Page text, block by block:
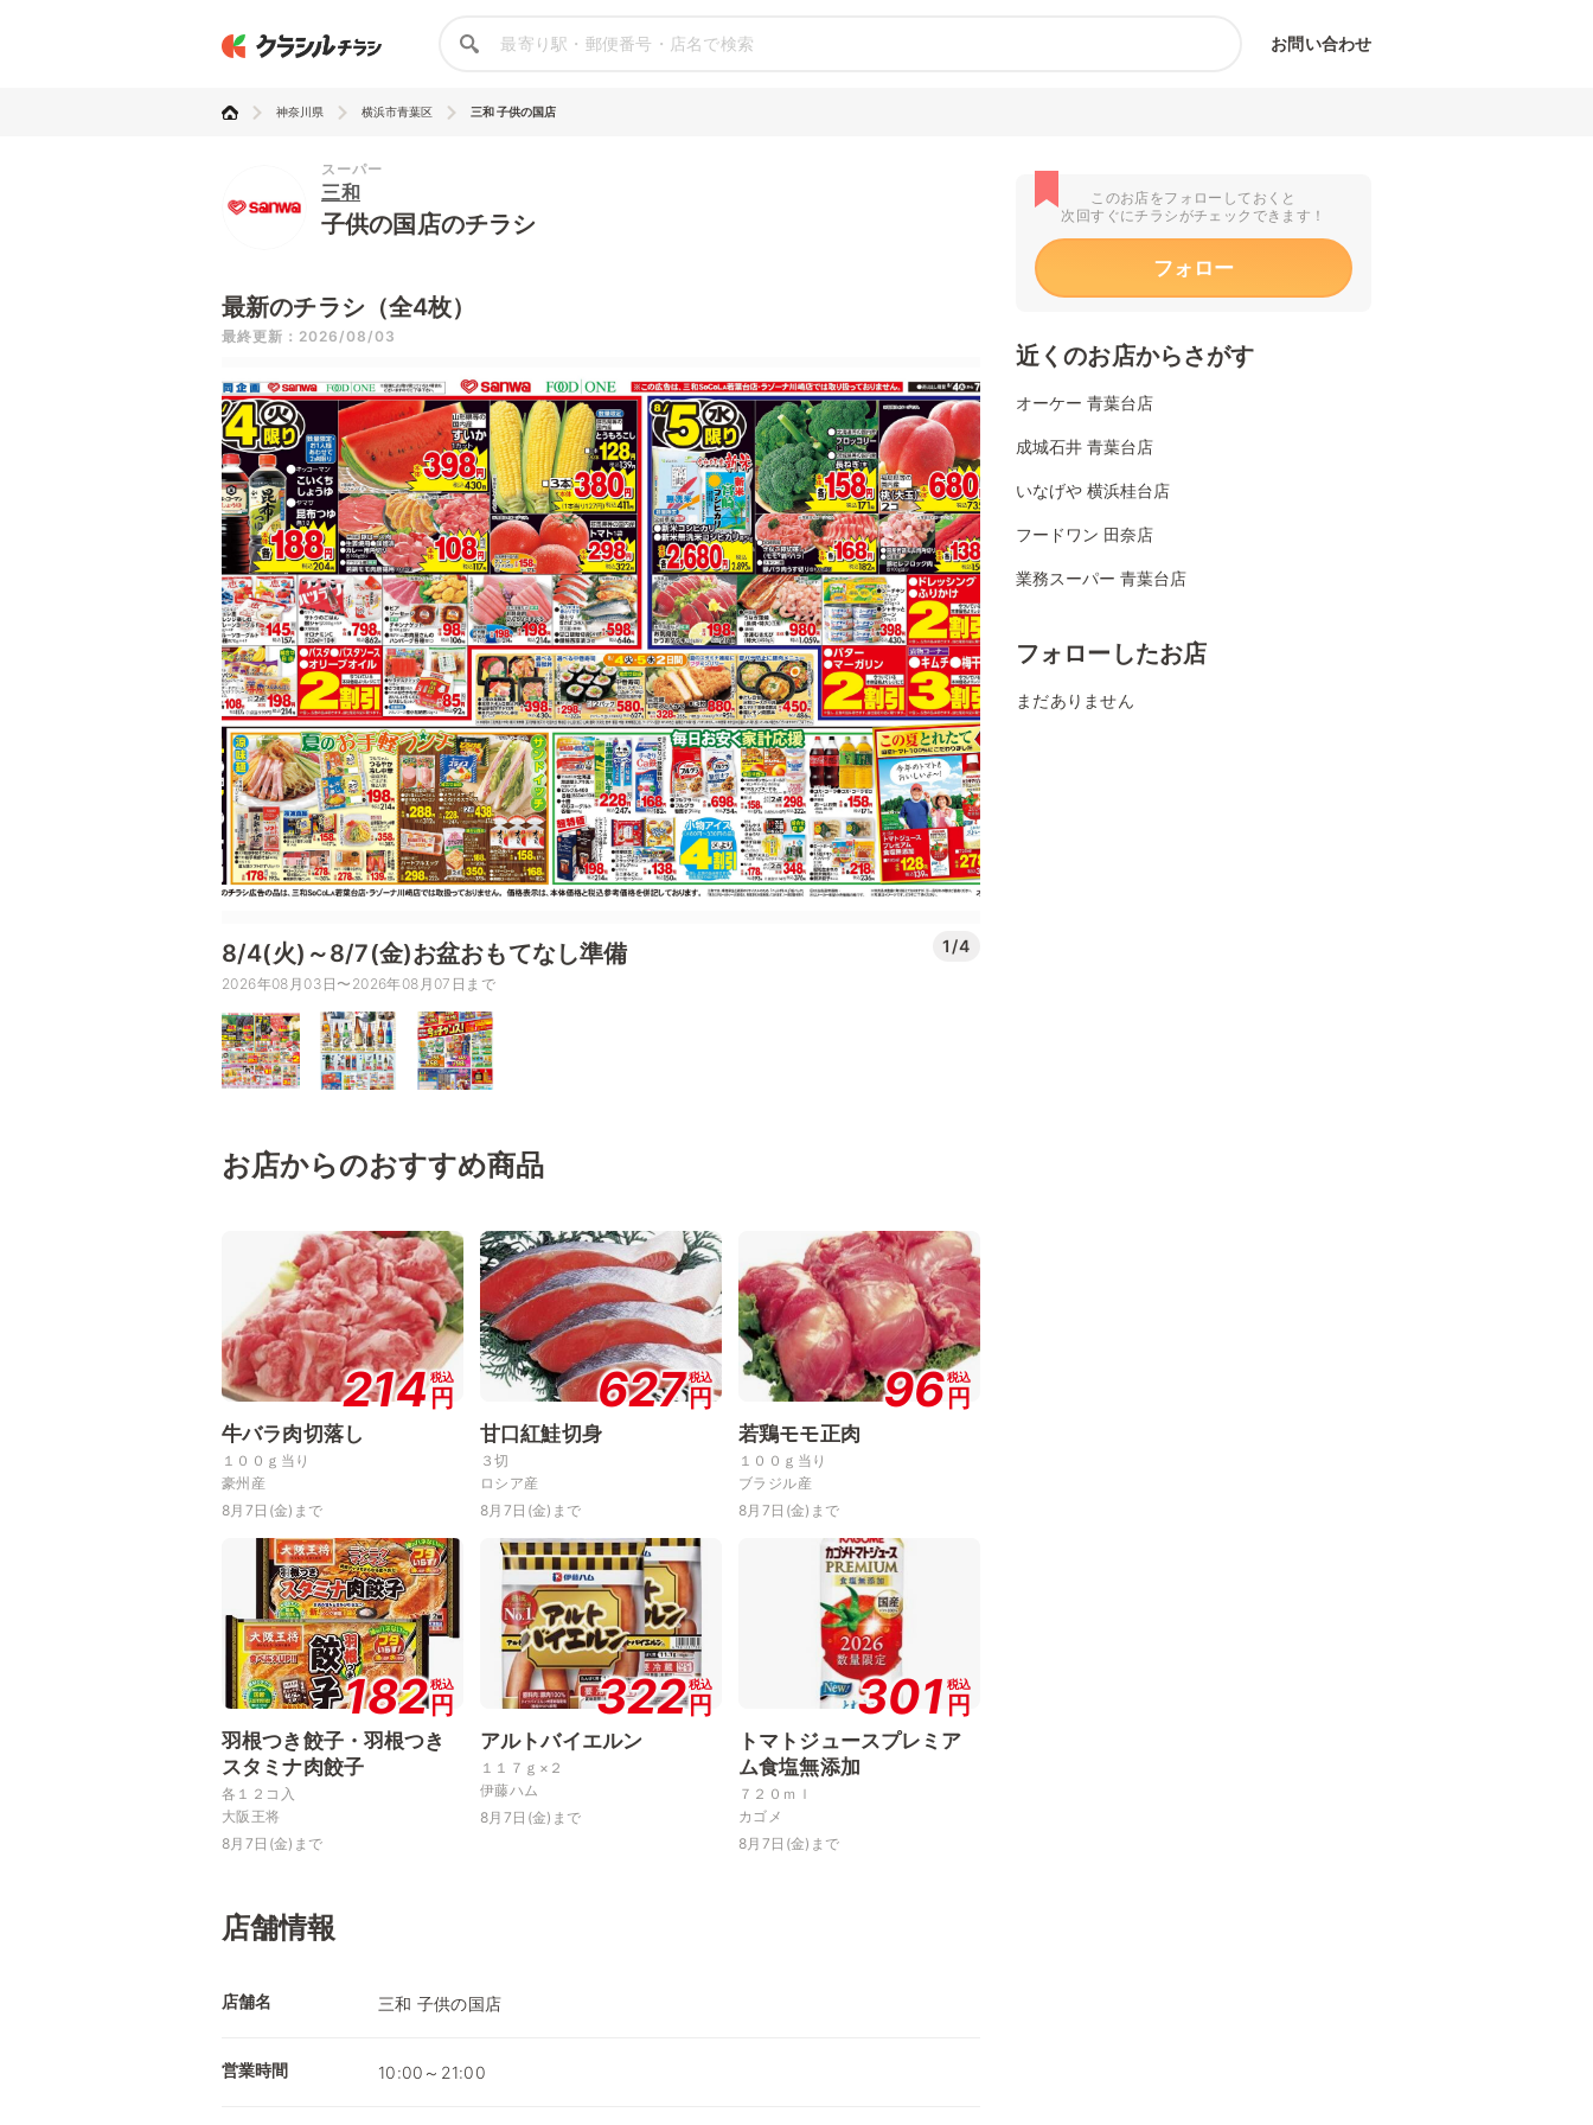
お問い合わせ
神奈川県 横浜市青葉区 三和 子供の国店
スーパー
三和
子供の国店のチラシ
最新のチラシ（全4枚）
最終更新：2026/08/03
8/4(火)～8/7(金)お盆おもてなし準備 1/4
2026年08月03日〜2026年08月07日まで
お店からのおすすめ商品
214税込
円
牛バラ肉切落し
１００ｇ当り
豪州産
8月7日(金)まで
627税込
円
甘口紅鮭切身
３切
ロシア産
8月7日(金)まで
96税込
円
若鶏モモ正肉
１００ｇ当り
ブラジル産
8月7日(金)まで
182税込
円
羽根つき餃子・羽根つき
スタミナ肉餃子
各１２コ入
大阪王将
8月7日(金)まで
322税込
円
アルトバイエルン
１１７ｇ×２
伊藤ハム
8月7日(金)まで
301 税込
円
トマトジュースプレミア
ム食塩無添加
７２０ｍｌ
カゴメ
8月7日(金)まで
店舗情報
店舗名 三和 子供の国店
営業時間 10:00～21:00
このお店をフォローしておくと
次回すぐにチラシがチェックできます！
フォロー
近くのお店からさがす
オーケー 青葉台店
成城石井 青葉台店
いなげや 横浜桂台店
フードワン 田奈店
業務スーパー 青葉台店
フォローしたお店
まだありません